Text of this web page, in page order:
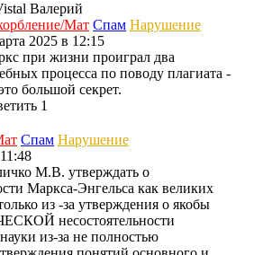
Валерий
Мат Спам Нарушение
2025 в 12:15
при жизни проиграл два
процесса по поводу плагиата -
большой секрет.
1
Спам Нарушение
М.В. утверждать о
Маркса-Энгельса как великих
из -за утверждения о якобы
несостоятельности
из-за не полностью